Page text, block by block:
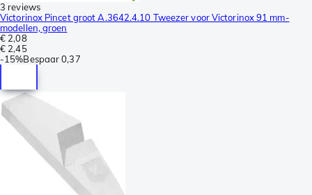
3 reviews
Victorinox Pincet groot A.3642.4.10 Tweezer voor Victorinox 91 mm-
modellen, groen
€ 2,08
€ 2,45
-15%Bespaar 0,37